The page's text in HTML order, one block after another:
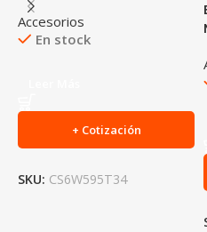
Accesorios
En stock
+ Cotización
SKU: CS6W595T34